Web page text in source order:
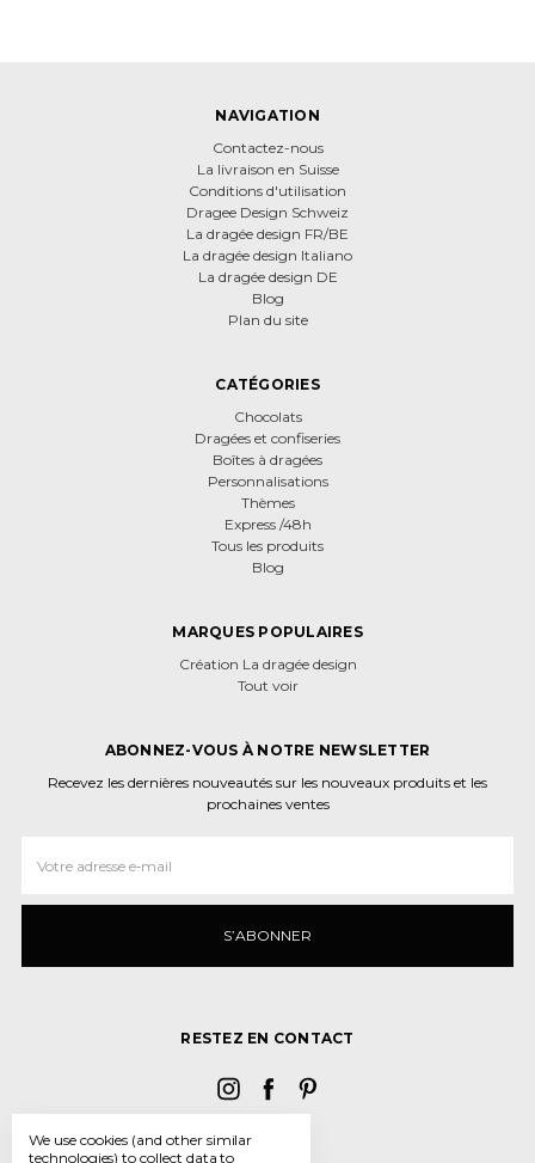
NAVIGATION
Contactez-nous
La livraison en Suisse
Conditions d'utilisation
Dragee Design Schweiz
La dragée design FR/BE
La dragée design Italiano
La dragée design DE
Blog
Plan du site
CATÉGORIES
Chocolats
Dragées et confiseries
Boîtes à dragées
Personnalisations
Thèmes
Express /48h
Tous les produits
Blog
MARQUES POPULAIRES
Création La dragée design
Tout voir
ABONNEZ-VOUS À NOTRE NEWSLETTER
Recevez les dernières nouveautés sur les nouveaux produits et les
prochaines ventes
e‑mail
RESTEZ EN CONTACT
We use cookies (and other similar
technologies) to collect data to